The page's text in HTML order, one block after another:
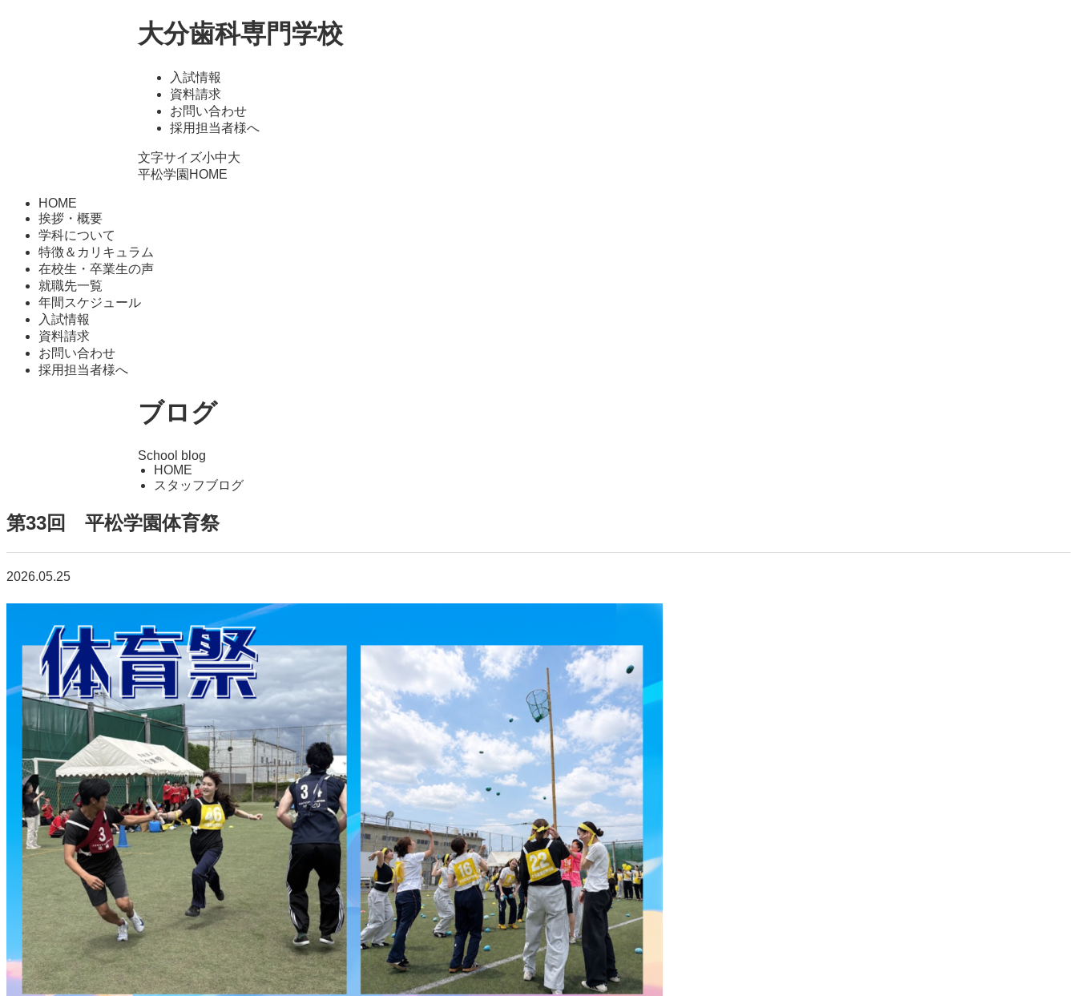
大分歯科専門学校
入試情報
資料請求
お問い合わせ
採用担当者様へ
文字サイズ小中大
平松学園HOME
HOME
挨拶・概要
学科について
特徴＆カリキュラム
在校生・卒業生の声
就職先一覧
年間スケジュール
入試情報
資料請求
お問い合わせ
採用担当者様へ
ブログ
School blog
HOME
スタッフブログ
第33回 平松学園体育祭
2026.05.25